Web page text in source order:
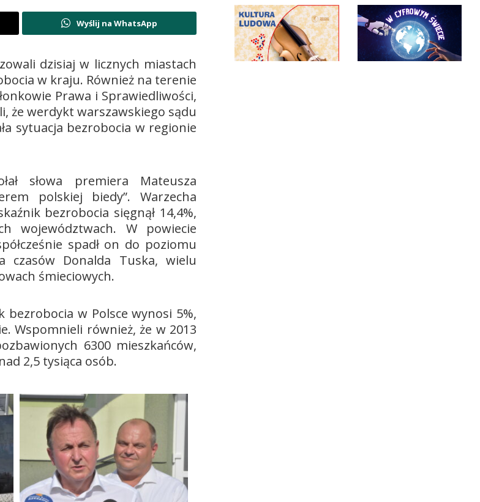
Wyślij na WhatsApp
dzisiaj w licznych miastach
w kraju. Również na terenie
Prawa i Sprawiedliwości,
że werdykt warszawskiego sądu
sytuacja bezrobocia w regionie
słowa premiera Mateusza
polskiej biedy”. Warzecha
bezrobocia sięgnął 14,4%,
województwach. W powiecie
spadł on do poziomu
czasów Donalda Tuska, wielu
śmieciowych.
bezrobocia w Polsce wynosi 5%,
Wspomnieli również, że w 2013
6300 mieszkańców,
2,5 tysiąca osób.